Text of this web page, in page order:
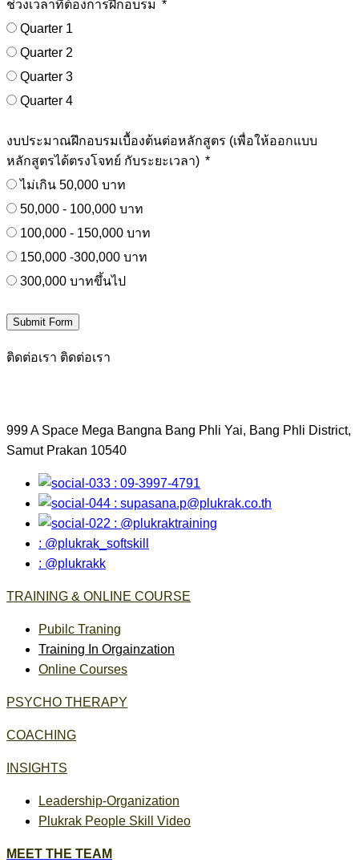
ช่วงเวลาที่ต้องการฝึกอบรม
Quarter 1
Quarter 2
Quarter 3
Quarter 4
งบประมาณฝึกอบรมเบื้องต้นต่อหลักสูตร (เพื่อให้ออกแบบ
หลักสูตรได้ตรงโจทย์ กับระยะเวลา)
ไม่เกิน 50,000 บาท
50,000 - 100,000 บาท
100,000 - 150,000 บาท
150,000 -300,000 บาท
300,000 บาทขึ้นไป
Submit Form
ติดต่อเรา ติดต่อเรา
999 A Space Mega Bangna Bang Phli Yai, Bang Phli District,
Samut Prakan 10540
: 09-3997-4791
: supasana.p@plukrak.co.th
: @plukraktraining
: @plukrak_softskill
: @plukrakk
TRAINING & ONLINE COURSE
Pubilc Traning
Training In Orgainzation
Online Courses
PSYCHO THERAPY
COACHING
INSIGHTS
Leadership-Organization
Plukrak People Skill Video
MEET THE TEAM